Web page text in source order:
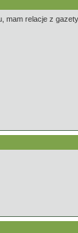
relacje z